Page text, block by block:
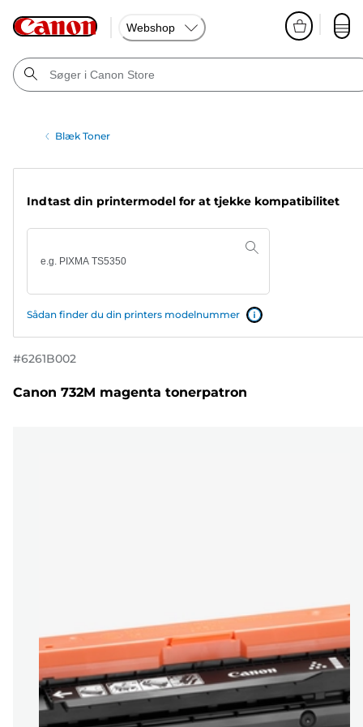
Webshop
Blæk Toner
Indtast din printermodel for at tjekke kompatibilitet
Sådan finder du din printers modelnummer
#6261B002
Canon 732M magenta tonerpatron